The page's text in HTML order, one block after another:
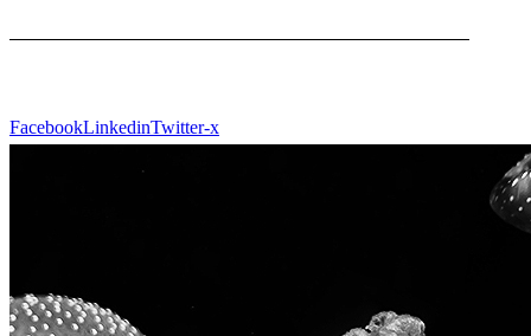
FacebookLinkedinTwitter-x